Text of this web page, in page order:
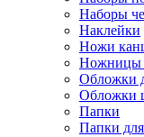
Наборы
Наклейки
Ножи
Ножницы
Обложки
Обложки
Папки
Папки